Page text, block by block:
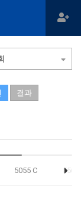
결과
5055 C 5560